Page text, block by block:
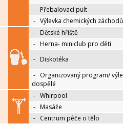
- Přebalovací pult
- Výlevka chemických záchodů
- Dětské hřiště
- Herna- miniclub pro děti
- Diskotéka
- Organizovaný program/
dospělé
- Whirpool
- Masáže
- Centrum péče o tělo